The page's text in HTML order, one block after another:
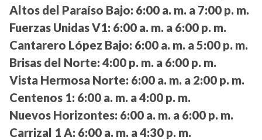
Altos del Paraíso Bajo: 6:00 a. m. a 7:00 p. m.
Fuerzas Unidas V1: 6:00 a. m. a 6:00 p. m.
Cantarero López Bajo: 6:00 a. m. a 5:00 p. m.
Brisas del Norte: 4:00 p. m. a 6:00 p. m.
Vista Hermosa Norte: 6:00 a. m. a 2:00 p. m.
Centenos 1: 6:00 a. m. a 4:00 p. m.
Nuevos Horizontes: 6:00 a. m. a 6:00 p. m.
Carrizal 1 A: 6:00 a. m. a 4:30 p. m.